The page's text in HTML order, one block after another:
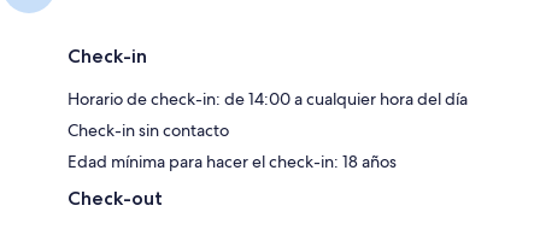
Check-in
Horario de check-in: de 14:00 a cualquier hora del día
Check-in sin contacto
Edad mínima para hacer el check-in: 18 años
Check-out